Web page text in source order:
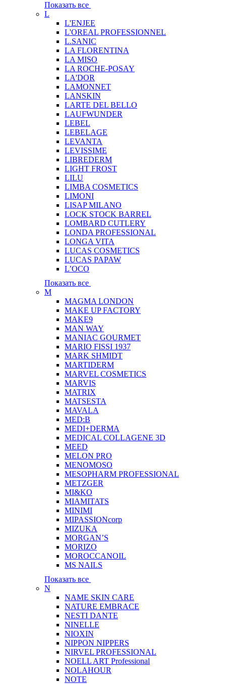
Показать все
L
L'ENJEE
L'OREAL PROFESSIONNEL
L.SANIC
LA FLORENTINA
LA MISO
LA ROCHE-POSAY
LA'DOR
LAMONNET
LANSKIN
LARTE DEL BELLO
LAUFWUNDER
LEBEL
LEBELAGE
LEVANTA
LEVISSIME
LIBREDERM
LIGHT FROST
LILU
LIMBA COSMETICS
LIMONI
LISAP MILANO
LOCK STOCK BARREL
LOMBARD CUTLERY
LONDA PROFESSIONAL
LONGA VITA
LUCAS COSMETICS
LUCAS PAPAW
L’OCO
Показать все
M
MAGMA LONDON
MAKE UP FACTORY
MAKE9
MAN WAY
MANIAC GOURMET
MARIO FISSI 1937
MARK SHMIDT
MARTIDERM
MARVEL COSMETICS
MARVIS
MATRIX
MATSESTA
MAVALA
MED:B
MEDI+DERMA
MEDICAL COLLAGENE 3D
MEED
MELON PRO
MENOMOSO
MESOPHARM PROFESSIONAL
METZGER
MI&KO
MIAMITATS
MINIMI
MIPASSIONcorp
MIZUKA
MORGAN’S
MORIZO
MOROCCANOIL
MS NAILS
Показать все
N
NAME SKIN CARE
NATURE EMBRACE
NESTI DANTE
NINELLE
NIOXIN
NIPPON NIPPERS
NIRVEL PROFESSIONAL
NOELL ART Professional
NOLAHOUR
NOTE